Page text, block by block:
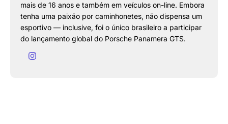
mais de 16 anos e também em veículos on-line. Embora
tenha uma paixão por caminhonetes, não dispensa um
esportivo — inclusive, foi o único brasileiro a participar
do lançamento global do Porsche Panamera GTS.